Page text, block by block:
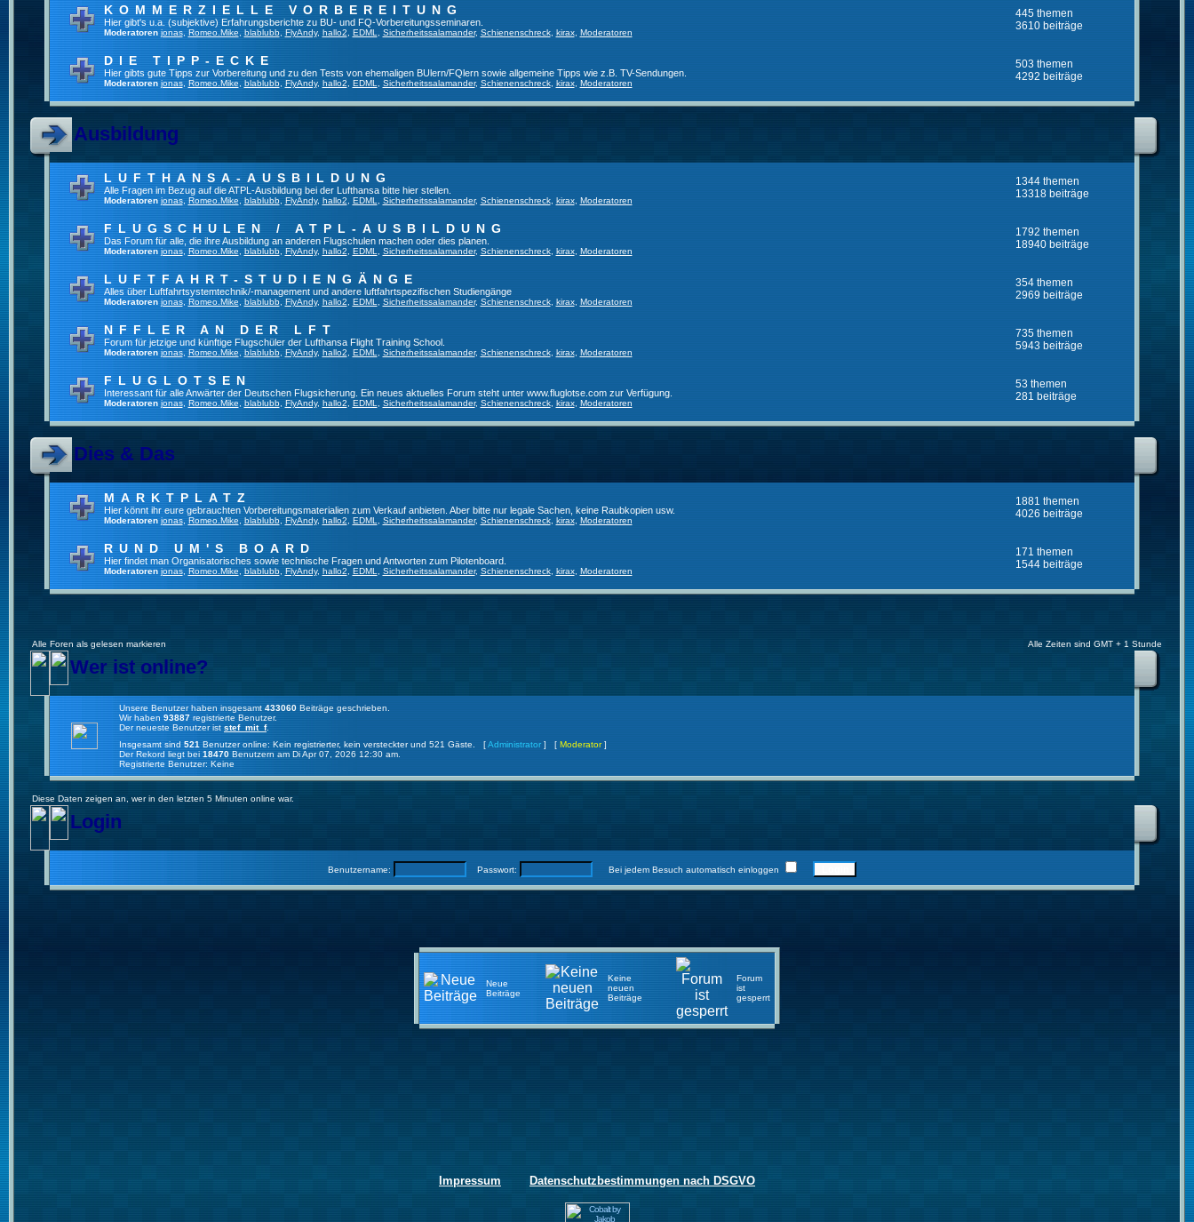
KOMMERZIELLE VORBEREITUNG
Hier gibt's u.a. (subjektive) Erfahrungsberichte zu BU- und FQ-Vorbereitungsseminaren.
Moderatoren jonas, Romeo.Mike, blablubb, FlyAndy, hallo2 EDML Sicherheitssalamander, Schienenschreck, kirax, Moderatoren
445 themen
3610 beiträge
DIE TIPP-ECKE
Hier gibts gute Tipps zur Vorbereitung und zu den Tests von ehemaligen BUlern/FQlern sowie allgemeine Tipps wie z.B. TV-Sendungen.
Moderatoren jonas, Romeo.Mike blablubb, FlyAndy, hallo2 EDML Sicherheitssalamander, Schienenschreck, kirax, Moderatoren
503 themen
4292 beiträge
Ausbildung
LUFTHANSA-AUSBILDUNG
Alle Fragen im Bezug auf die ATPL-Ausbildung bei der Lufthansa bitte hier stellen.
Moderatoren jonas, Romeo.Mike blablubb, FlyAndy, hallo2 EDML Sicherheitssalamander, Schienenschreck, kirax, Moderatoren
1344 themen
13318 beiträge
FLUGSCHULEN / ATPL-AUSBILDUNG
Das Forum für alle, die ihre Ausbildung an anderen Flugschulen machen oder dies planen.
Moderatoren jonas, Romeo.Mike, blablubb, FlyAndy, hallo2 EDML Sicherheitssalamander, Schienenschreck, kirax, Moderatoren
1792 themen
18940 beiträge
LUFTFAHRT-STUDIENGÄNGE
Alles über Luftfahrtsystemtechnik/-management und andere luftfahrtspezifischen Studiengänge
Moderatoren jonas, Romeo.Mike blablubb, FlyAndy, hallo2 EDML Sicherheitssalamander, Schienenschreck, kirax, Moderatoren
354 themen
2969 beiträge
NFFLER AN DER LFT
Forum für jetzige und künftige Flugschüler der Lufthansa Flight Training School.
Moderatoren jonas, Romeo.Mike, blablubb, FlyAndy, hallo2 EDML Sicherheitssalamander, Schienenschreck, kirax, Moderatoren
735 themen
5943 beiträge
FLUGLOTSEN
Interessant für alle Anwärter der Deutschen Flugsicherung. Ein neues aktuelles Forum steht unter www.fluglotse.com zur Verfügung.
Moderatoren jonas, Romeo.Mike blablubb, FlyAndy, hallo2 EDML Sicherheitssalamander, Schienenschreck, kirax, Moderatoren
53 themen
281 beiträge
Dies & Das
MARKTPLATZ
Hier könnt ihr eure gebrauchten Vorbereitungsmaterialien zum Verkauf anbieten. Aber bitte nur legale Sachen, keine Raubkopien usw.
Moderatoren jonas, Romeo.Mike blablubb, FlyAndy, hallo2 EDML Sicherheitssalamander, Schienenschreck, kirax, Moderatoren
1881 themen
4026 beiträge
RUND UM'S BOARD
Hier findet man Organisatorisches sowie technische Fragen und Antworten zum Pilotenboard.
Moderatoren jonas, Romeo.Mike, blablubb, FlyAndy, hallo2 EDML Sicherheitssalamander, Schienenschreck, kirax, Moderatoren
171 themen
1544 beiträge
Alle Foren als gelesen markieren Alle Zeiten sind GMT + 1 Stunde
Wer ist online?
Unsere Benutzer haben insgesamt 433060 Beiträge geschrieben.
Wir haben 93887 registrierte Benutzer.
Der neueste Benutzer ist stef_mit_f.
Insgesamt sind 521 Benutzer online: Kein registrierter, kein versteckter und 521 Gäste. [Administrator ] [ Moderator]
Der Rekord liegt bei 18470 Benutzern am Di Apr 07, 2026 12:30 am.
Registrierte Benutzer: Keine
Diese Daten zeigen an, wer in den letzten 5 Minuten online war.
Login
Benutzername: Passwort: Bei jedem Besuch automatisch einloggen
Neue
Beiträge
Keine
neuen
Beiträge
Forum
ist
gesperrt
Impressum Datenschutzbestimmungen nach DSGVO